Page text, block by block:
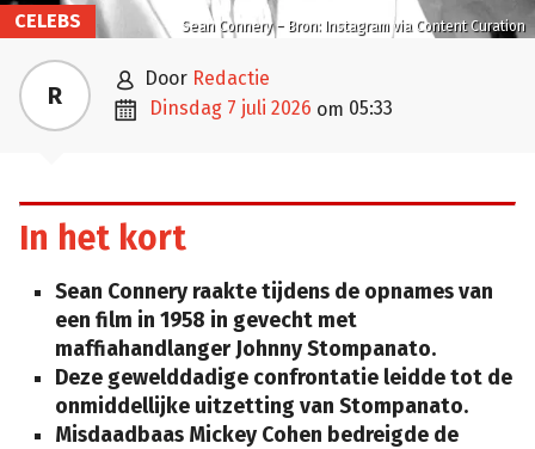
Sean Connery – Bron: Instagram via Content Curation
CELEBS
R  door Redactie
 dinsdag 7 juli 2026 om 05:33
In het kort
Sean Connery raakte tijdens de opnames van
een film in 1958 in gevecht met
maffiahandlanger Johnny Stompanato.
Deze gewelddadige confrontatie leidde tot de
onmiddellijke uitzetting van Stompanato.
Misdaadbaas Mickey Cohen bedreigde de